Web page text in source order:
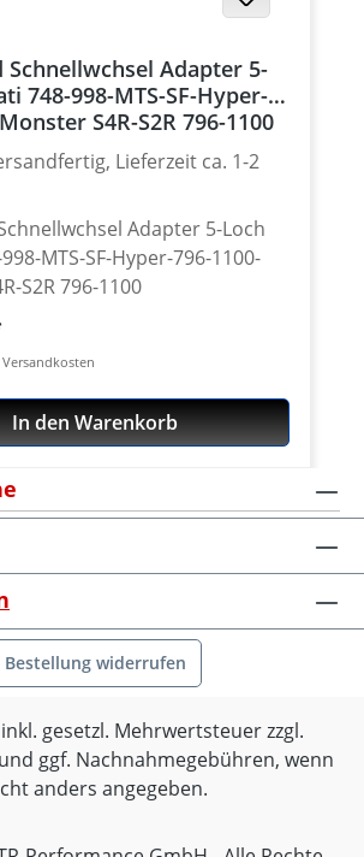
Du weiter unten beim
Schnellwchsel Adapter 5-
748-998-MTS-SF-Hyper-
S4R-S2R 796-1100
Lieferzeit ca. 1-2
Adapter 5-Loch
MTS-SF-Hyper-796-1100-
S2R 796-1100
In den Warenkorb
Bestellung widerrufen
gesetzl. Mehrwertsteuer zzgl.
und ggf. Nachnahmegebühren, wenn
anders angegeben.